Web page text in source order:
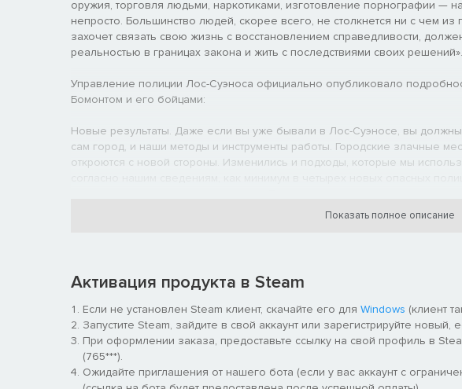
оружия, торговля людьми, наркотиками, изготовление порнографии —
непросто. Большинство людей, скорее всего, не столкнется ни с чем
захочет связать свою жизнь с восстановлением справедливости,
реальностью в границах закона и жить с последствиями своих решений».
Управление полиции Лос-Суэноса официально опубликовало
Бомонтом и его бойцами:
Новые результаты. Даже если вы уже бывали в Лос-Суэносе, вы
сам город, и наши методы и инструменты работы. Городские злачные
откроются с новой стороны. Изменились и подходы, которые мы
Командир должен добросовестно подходить к решению каждой задачи,
подопечных — как физическим, так и душевным. Нерешенные проблемы
способен выполнять свои обязанности или даже может захотеть
не будут принимать участие в заданиях, а погибшие, естественно,
бессмертен: каждый день ему придется принимать важные решения, от
жизнь.
Показать полное описание
Активация продукта в Steam
Если не установлен Steam клиент, скачайте его для Windows (клиент
Запустите Steam, зайдите в свой аккаунт или зарегистрируйте новый,
При оформлении заказа, предоставьте ссылку на свой профиль в
(765***).
Ожидайте приглашения от нашего бота (если у вас аккаунт с